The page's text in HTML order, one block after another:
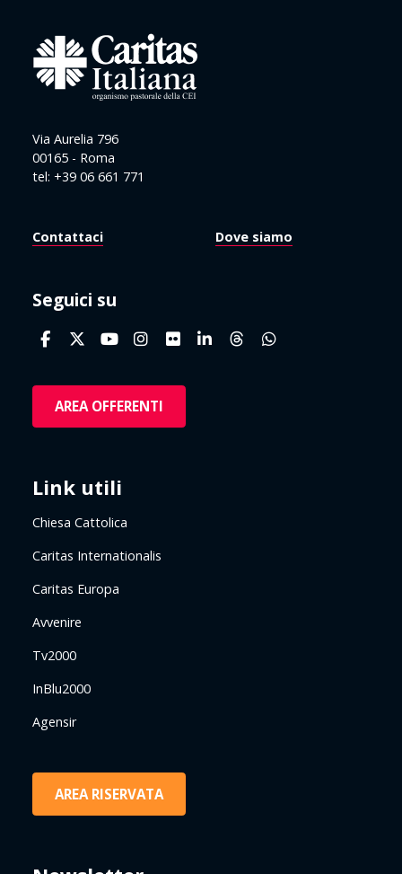
Via Aurelia 796
00165 - Roma
tel: +39 06 661 771
Contattaci Dove siamo
Seguici su
AREA OFFERENTI
Link utili
Chiesa Cattolica
Caritas Internationalis
Caritas Europa
Avvenire
Tv2000
InBlu2000
Agensir
AREA RISERVATA